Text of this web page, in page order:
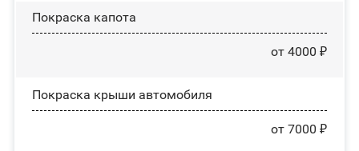
Покраска капота
от 4000 ₽
Покраска крыши автомобиля
от 7000 ₽